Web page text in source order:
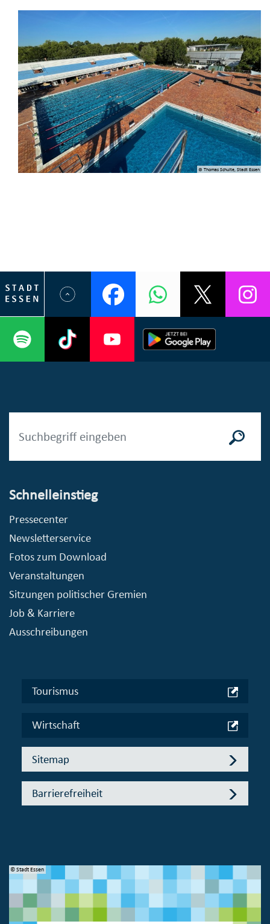
© Thomas Schulte, Stadt Essen
Schnelleinstieg
Pressecenter
Newsletterservice
Fotos zum Download
Veranstaltungen
Sitzungen politischer Gremien
Job & Karriere
Ausschreibungen
Tourismus
Wirtschaft
Sitemap
Barrierefreiheit
© Stadt Essen